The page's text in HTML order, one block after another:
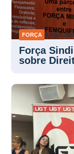
FORÇA 4 AGO
Força
sobre